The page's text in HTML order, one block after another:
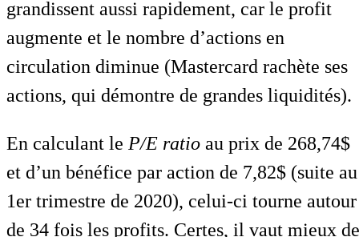
grandissent aussi rapidement, car le profit
augmente et le nombre d’actions en
circulation diminue (Mastercard rachète ses
actions, qui démontre de grandes liquidités).
En calculant le P/E ratio au prix de 268,74$
et d’un bénéfice par action de 7,82$ (suite au
1er trimestre de 2020), celui-ci tourne autour
de 34 fois les profits. Certes, il vaut mieux de